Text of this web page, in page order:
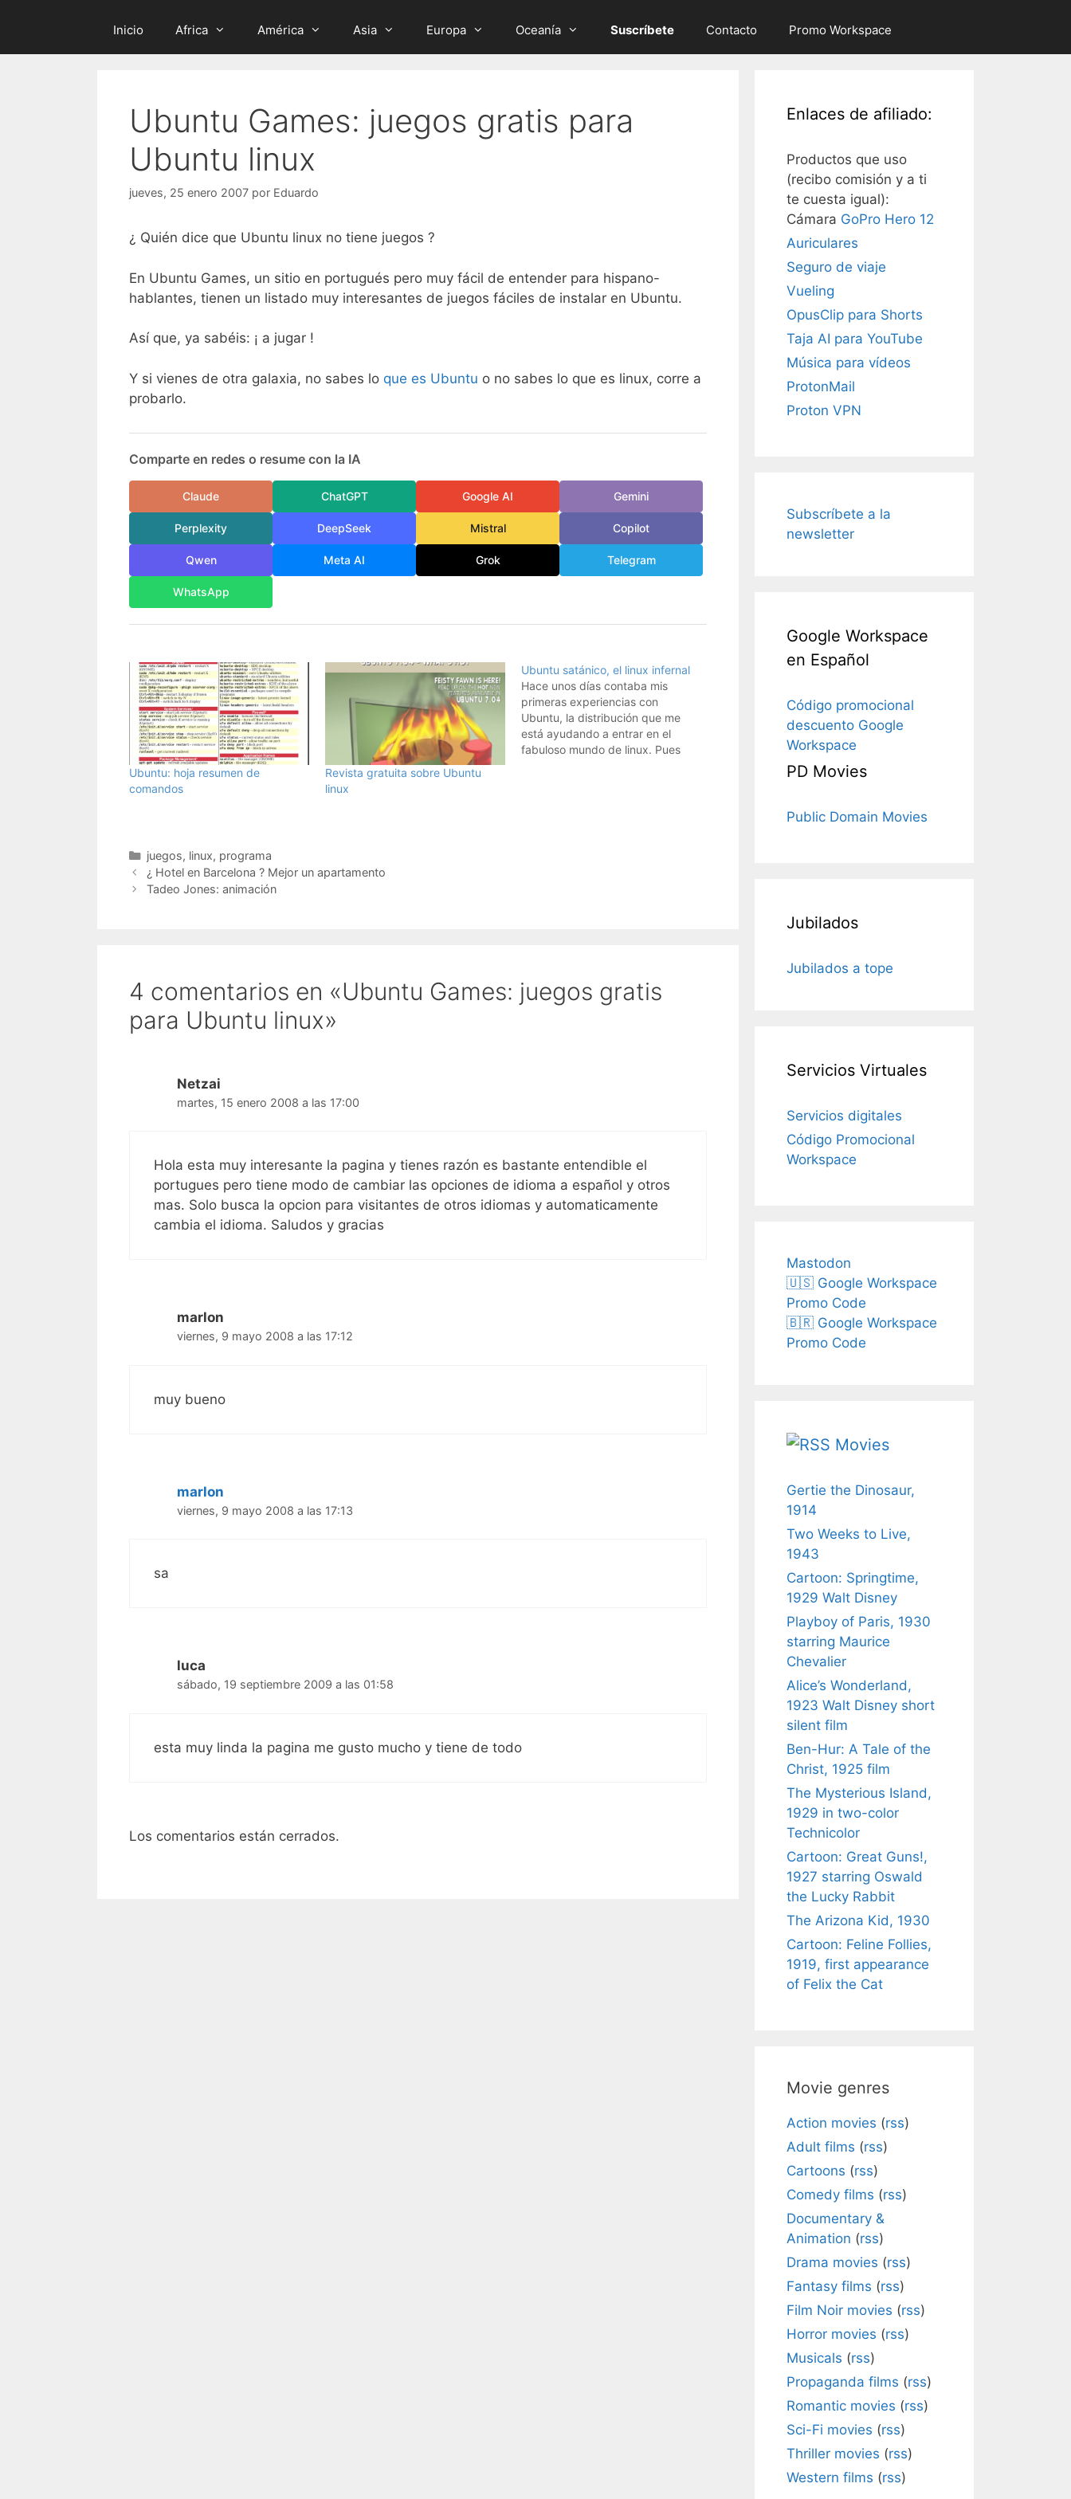
Inicio Africa América Asia Europa Oceanía Suscríbete Contacto Promo Workspace
Ubuntu Games: juegos gratis para
Ubuntu linux
jueves, 25 enero 2007 por Eduardo
¿ Quién dice que Ubuntu linux no tiene juegos ?
En Ubuntu Games, un sitio en portugués pero muy fácil de entender para hispano-
hablantes, tienen un listado muy interesantes de juegos fáciles de instalar en Ubuntu.
Así que, ya sabéis: ¡ a jugar !
Y si vienes de otra galaxia, no sabes lo que es Ubuntu o no sabes lo que es linux, corre a
probarlo.
Comparte en redes o resume con la IA
Claude ChatGPT Google AI Gemini
Perplexity DeepSeek Mistral Copilot
Qwen Meta AI Grok Telegram
WhatsApp
Ubuntu: hoja resumen de
comandos
Revista gratuita sobre Ubuntu
linux
Ubuntu satánico, el linux infernal
Hace unos días contaba mis
primeras experiencias con
Ubuntu, la distribución que me
está ayudando a entrar en el
fabuloso mundo de linux. Pues
Categorías
juegos, linux, programa
¿ Hotel en Barcelona ? Mejor un apartamento
Tadeo Jones: animación
4 comentarios en «Ubuntu Games: juegos gratis
para Ubuntu linux»
Netzai
martes, 15 enero 2008 a las 17:00
Hola esta muy interesante la pagina y tienes razón es bastante entendible el
portugues pero tiene modo de cambiar las opciones de idioma a español y otros
mas. Solo busca la opcion para visitantes de otros idiomas y automaticamente
cambia el idioma. Saludos y gracias
marlon
viernes, 9 mayo 2008 a las 17:12
muy bueno
marlon
viernes, 9 mayo 2008 a las 17:13
sa
luca
sábado, 19 septiembre 2009 a las 01:58
esta muy linda la pagina me gusto mucho y tiene de todo
Los comentarios están cerrados.
Enlaces de afiliado:
Productos que uso
(recibo comisión y a ti
te cuesta igual):
Cámara GoPro Hero 12
Auriculares
Seguro de viaje
Vueling
OpusClip para Shorts
Taja AI para YouTube
Música para vídeos
ProtonMail
Proton VPN
Subscríbete a la
newsletter
Google Workspace
en Español
Código promocional
descuento Google
Workspace
PD Movies
Public Domain Movies
Jubilados
Jubilados a tope
Servicios Virtuales
Servicios digitales
Código Promocional
Workspace
Mastodon
🇺🇸 Google Workspace
Promo Code
🇧🇷 Google Workspace
Promo Code
Movies
Gertie the Dinosaur,
1914
Two Weeks to Live,
1943
Cartoon: Springtime,
1929 Walt Disney
Playboy of Paris, 1930
starring Maurice
Chevalier
Alice’s Wonderland,
1923 Walt Disney short
silent film
Ben-Hur: A Tale of the
Christ, 1925 film
The Mysterious Island,
1929 in two-color
Technicolor
Cartoon: Great Guns!,
1927 starring Oswald
the Lucky Rabbit
The Arizona Kid, 1930
Cartoon: Feline Follies,
1919, first appearance
of Felix the Cat
Movie genres
Action movies (rss)
Adult films (rss)
Cartoons (rss)
Comedy films (rss)
Documentary &
Animation (rss)
Drama movies (rss)
Fantasy films (rss)
Film Noir movies (rss)
Horror movies (rss)
Musicals (rss)
Propaganda films (rss)
Romantic movies (rss)
Sci-Fi movies (rss)
Thriller movies (rss)
Western films (rss)